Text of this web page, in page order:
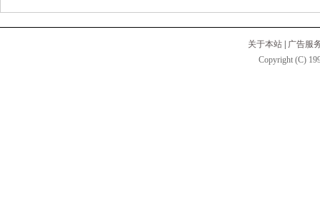
关于本站 | 广告服
Copyright (C)